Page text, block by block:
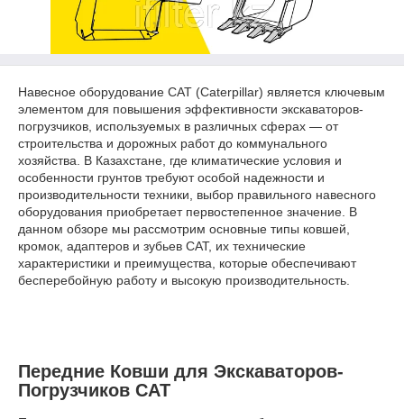
Навесное оборудование CAT (Caterpillar) является ключевым
элементом для повышения эффективности экскаваторов-
погрузчиков, используемых в различных сферах — от
строительства и дорожных работ до коммунального
хозяйства. В Казахстане, где климатические условия и
особенности грунтов требуют особой надежности и
производительности техники, выбор правильного навесного
оборудования приобретает первостепенное значение. В
данном обзоре мы рассмотрим основные типы ковшей,
кромок, адаптеров и зубьев CAT, их технические
характеристики и преимущества, которые обеспечивают
бесперебойную работу и высокую производительность.
Передние Ковши для Экскаваторов-
Погрузчиков CAT